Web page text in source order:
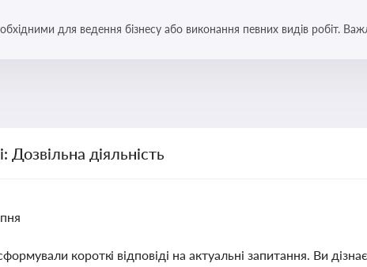
для ведення бізнесу або виконання певних видів робіт.
діяльність
короткі відповіді на актуальні запитання. Ви